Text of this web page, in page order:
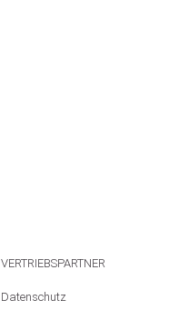
VERTRIEBSPARTNER
Datenschutz